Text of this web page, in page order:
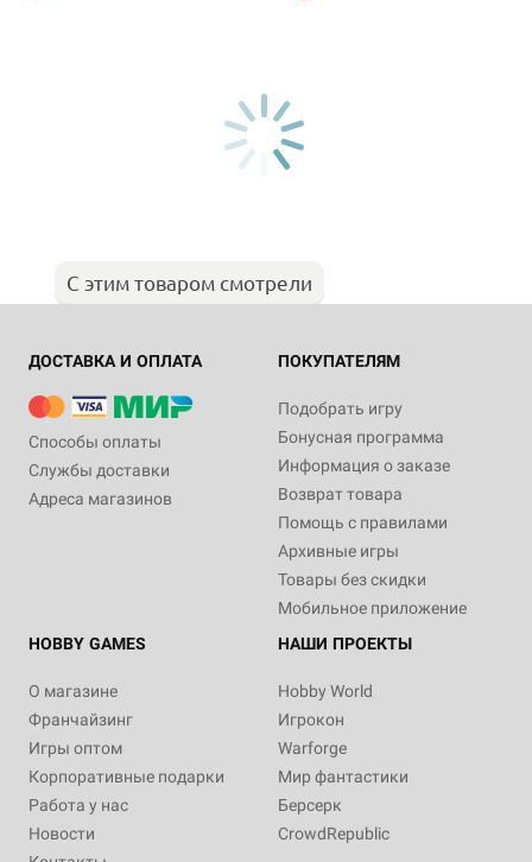
С этим товаром смотрели
ДОСТАВКА И ОПЛАТА
Способы оплаты
Службы доставки
Адреса магазинов
ПОКУПАТЕЛЯМ
Подобрать игру
Бонусная программа
Информация о заказе
Возврат товара
Помощь с правилами
Архивные игры
Товары без скидки
Мобильное приложение
HOBBY GAMES
О магазине
Франчайзинг
Игры оптом
Корпоративные подарки
Работа у нас
Новости
НАШИ ПРОЕКТЫ
Hobby World
Игрокон
Warforge
Мир фантастики
Берсерк
CrowdRepublic